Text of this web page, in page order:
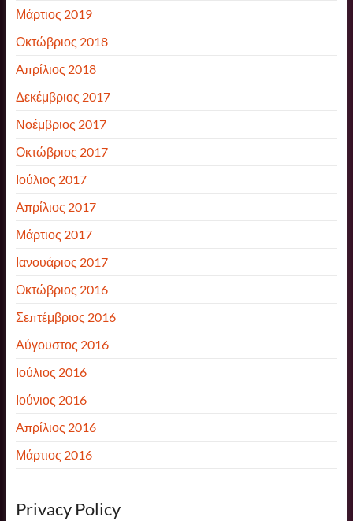
Μάρτιος 2019
Οκτώβριος 2018
Απρίλιος 2018
Δεκέμβριος 2017
Νοέμβριος 2017
Οκτώβριος 2017
Ιούλιος 2017
Απρίλιος 2017
Μάρτιος 2017
Ιανουάριος 2017
Οκτώβριος 2016
Σεπτέμβριος 2016
Αύγουστος 2016
Ιούλιος 2016
Ιούνιος 2016
Απρίλιος 2016
Μάρτιος 2016
Privacy Policy